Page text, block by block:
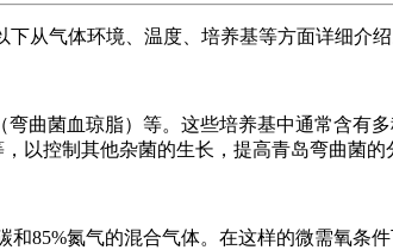
从气体环境、温度、培养基等方面详细介绍
曲菌血琼脂）等。这些培养基中通常含有
以控制其他杂菌的生长，提高青岛弯曲菌的
85%氮气的混合气体。在这样的微需氧条